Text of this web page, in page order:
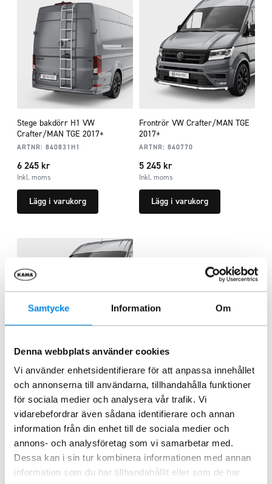
Samtycke Information Om
Denna webbplats använder cookies
Vi använder enhetsidentifierare för att anpassa innehållet
och annonserna till användarna, tillhandahålla funktioner
för sociala medier och analysera vår trafik. Vi
vidarebefordrar även sådana identifierare och annan
information från din enhet till de sociala medier och
annons- och analysföretag som vi samarbetar med.
Dessa kan i sin tur kombinera informationen med annan
information som du har tillhandahållit eller som de har
Stege bakdörr H1 VW
Crafter/MAN TGE 2017+
ARTNR: 840831H1
6 245 kr
Inkl. moms
Lägg i varukorg
Frontrör VW Crafter/MAN TGE
2017+
ARTNR: 840770
5 245 kr
Inkl. moms
Lägg i varukorg
Extraljusbåge Smallbar VW
Crafter/MAN TGE 2017+
3 745kr
Lägg i varukorg